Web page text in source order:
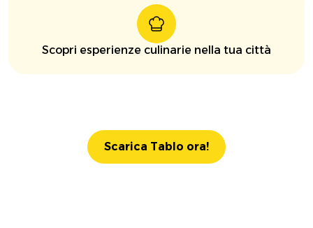
Scopri esperienze culinarie nella tua città
Scarica Tablo ora!